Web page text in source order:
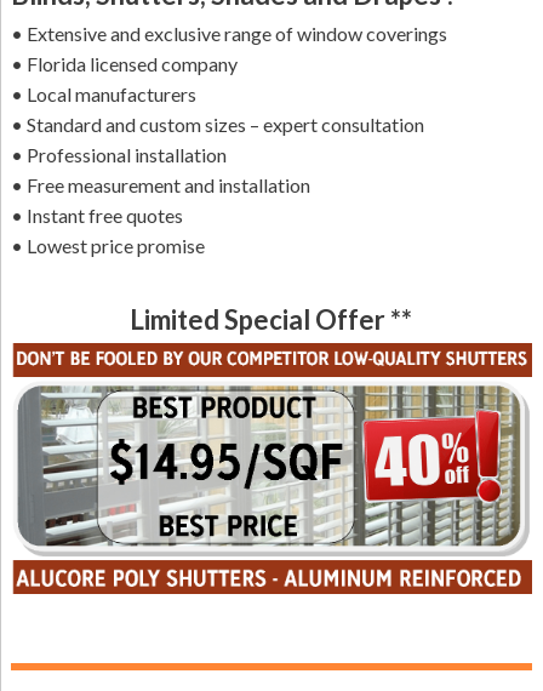
• Extensive and exclusive range of window coverings
• Florida licensed company
• Local manufacturers
• Standard and custom sizes – expert consultation
• Professional installation
• Free measurement and installation
• Instant free quotes
• Lowest price promise
Limited Special Offer **